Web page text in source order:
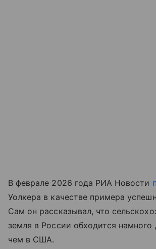
В феврале 2026 года РИА Новости
Уолкера в качестве примера
Сам он рассказывал, что
земля в России обходится намного
чем в США.